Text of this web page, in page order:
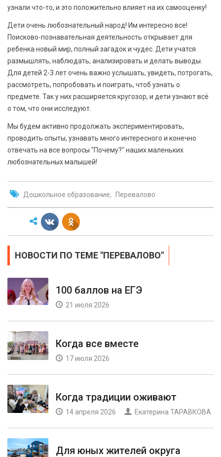
узнали что-то, и это положительно влияет на их самооценку!
Дети очень любознательный народ! Им интересно все!
Поисково-познавательная деятельность открывает для
ребенка новый мир, полный загадок и чудес. Дети учатся
размышлять, наблюдать, анализировать и делать выводы.
Для детей 2-3 лет очень важно услышать, увидеть, потрогать,
рассмотреть, попробовать и поиграть, чтоб узнать о
предмете. Так у них расширяется кругозор, и дети узнают всё
о том, что они исследуют.
Мы будем активно продолжать экспериментировать,
проводить опыты, узнавать много интересного и конечно
отвечать на все вопросы "Почему?" наших маленьких
любознательных малышей!
Дошкольное образование Перевалово
НОВОСТИ ПО ТЕМЕ "ПЕРЕВАЛОВО"
100 баллов на ЕГЭ
21 июля 2026
Когда все вместе
17 июля 2026
Когда традиции оживают
14 апреля 2026 Екатерина ТАРАВКОВА
Для юных жителей округа